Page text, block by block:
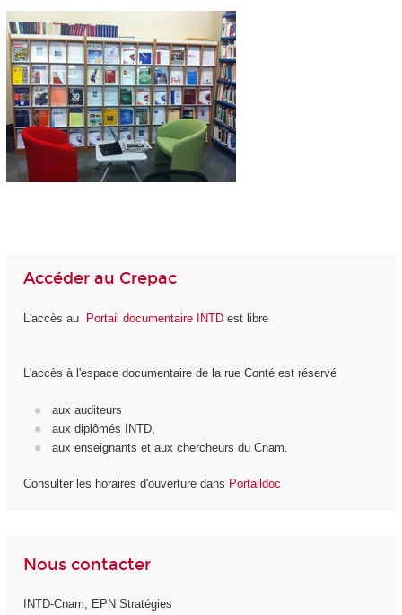
Accéder au Crepac
L'accès au Portail documentaire INTDest libre
L'accès à l'espace documentaire de la rue Conté est réservé
aux auditeurs
aux diplômés INTD,
aux enseignants et aux chercheurs du Cnam.
Consulter les horaires d'ouverture dans Portaildoc
Nous contacter
INTD-Cnam, EPN Stratégies